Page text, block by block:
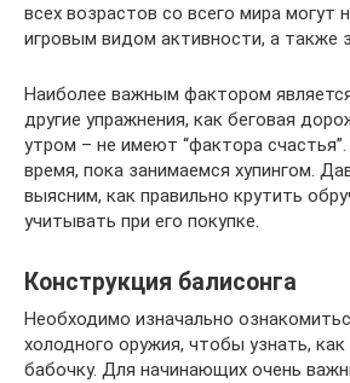
всех возрастов со всего мира могут
игровым видом активности, а также
Наиболее важным фактором
другие упражнения, как беговая
утром – не имеют “фактора
время, пока занимаемся хупингом.
выясним, как правильно крутить
учитывать при его покупке.
Конструкция балисонга
Необходимо изначально
холодного оружия, чтобы узнать,
бабочку. Для начинающих очень